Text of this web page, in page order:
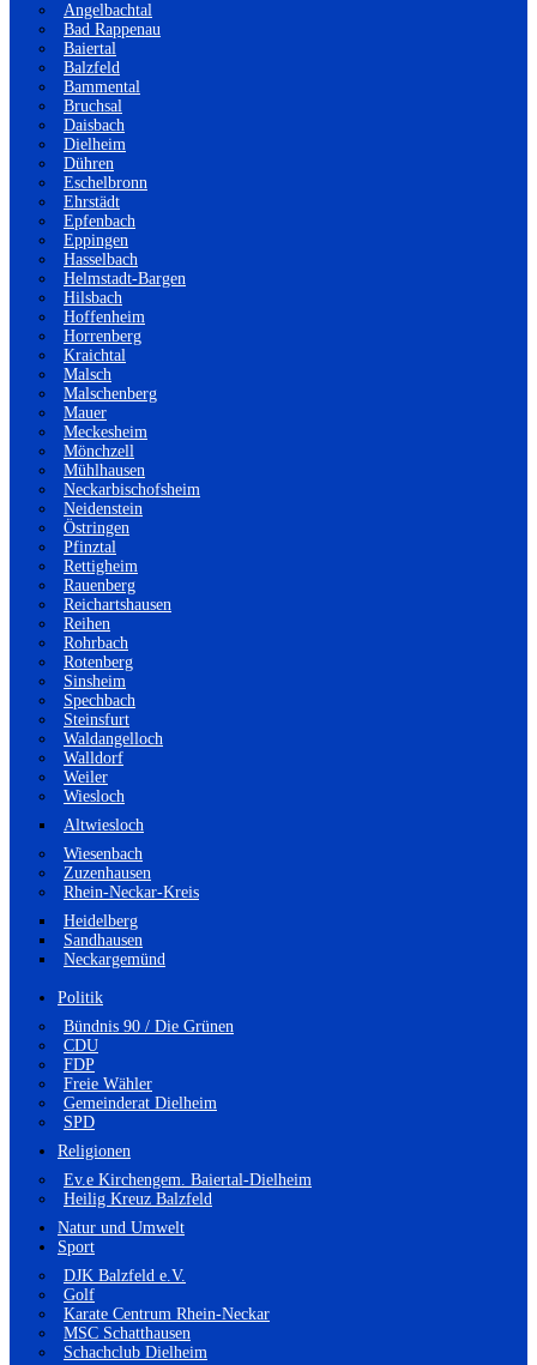
Angelbachtal
Bad Rappenau
Baiertal
Balzfeld
Bammental
Bruchsal
Daisbach
Dielheim
Dühren
Eschelbronn
Ehrstädt
Epfenbach
Eppingen
Hasselbach
Helmstadt-Bargen
Hilsbach
Hoffenheim
Horrenberg
Kraichtal
Malsch
Malschenberg
Mauer
Meckesheim
Mönchzell
Mühlhausen
Neckarbischofsheim
Neidenstein
Östringen
Pfinztal
Rettigheim
Rauenberg
Reichartshausen
Reihen
Rohrbach
Rotenberg
Sinsheim
Spechbach
Steinsfurt
Waldangelloch
Walldorf
Weiler
Wiesloch
Altwiesloch
Wiesenbach
Zuzenhausen
Rhein-Neckar-Kreis
Heidelberg
Sandhausen
Neckargemünd
Politik
Bündnis 90 / Die Grünen
CDU
FDP
Freie Wähler
Gemeinderat Dielheim
SPD
Religionen
Ev.e Kirchengem. Baiertal-Dielheim
Heilig Kreuz Balzfeld
Natur und Umwelt
Sport
DJK Balzfeld e.V.
Golf
Karate Centrum Rhein-Neckar
MSC Schatthausen
Schachclub Dielheim